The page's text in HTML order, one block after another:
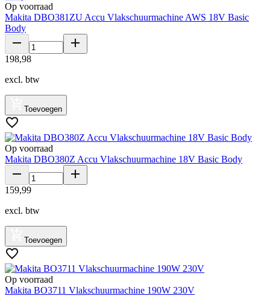
Op voorraad
Makita DBO381ZU Accu Vlakschuurmachine AWS 18V Basic
Body
198,98
excl. btw
Toevoegen
Op voorraad
Makita DBO380Z Accu Vlakschuurmachine 18V Basic Body
159,99
excl. btw
Toevoegen
Op voorraad
Makita BO3711 Vlakschuurmachine 190W 230V